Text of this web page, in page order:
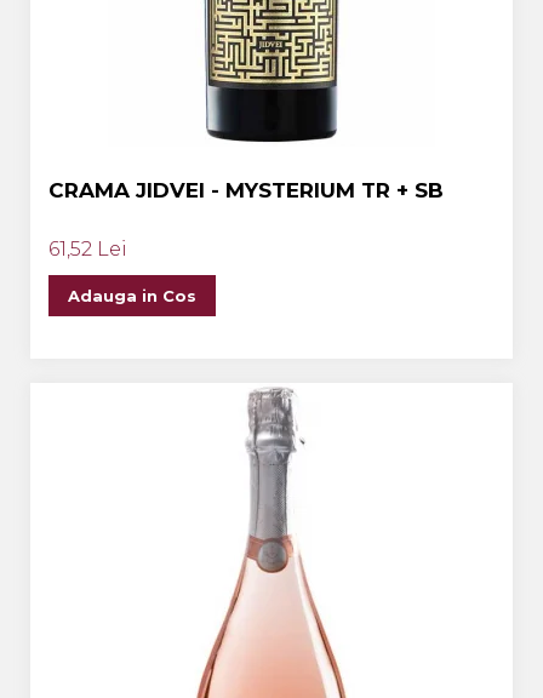
CRAMA JIDVEI - MYSTERIUM TR + SB
61,52 Lei
Adauga in Cos